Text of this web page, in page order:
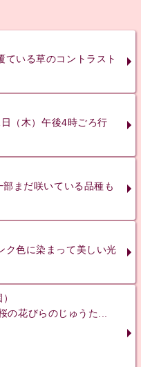
いる草のコントラスト
（木）午後4時ごろ行
まだ咲いている品種も
ク色に染まって美しい光
の花びらのじゅうた...